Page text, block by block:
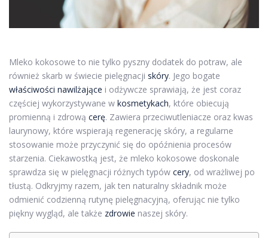
Mleko kokosowe to nie tylko pyszny dodatek do potraw, ale
również skarb w świecie pielęgnacji skóry. Jego bogate
właściwości nawilżające i odżywcze sprawiają, że jest coraz
częściej wykorzystywane w kosmetykach, które obiecują
promienną i zdrową cerę. Zawiera przeciwutleniacze oraz kwas
laurynowy, które wspierają regenerację skóry, a regularne
stosowanie może przyczynić się do opóźnienia procesów
starzenia. Ciekawostką jest, że mleko kokosowe doskonale
sprawdza się w pielęgnacji różnych typów cery, od wrażliwej po
tłustą. Odkryjmy razem, jak ten naturalny składnik może
odmienić codzienną rutynę pielęgnacyjną, oferując nie tylko
piękny wygląd, ale także zdrowie naszej skóry.